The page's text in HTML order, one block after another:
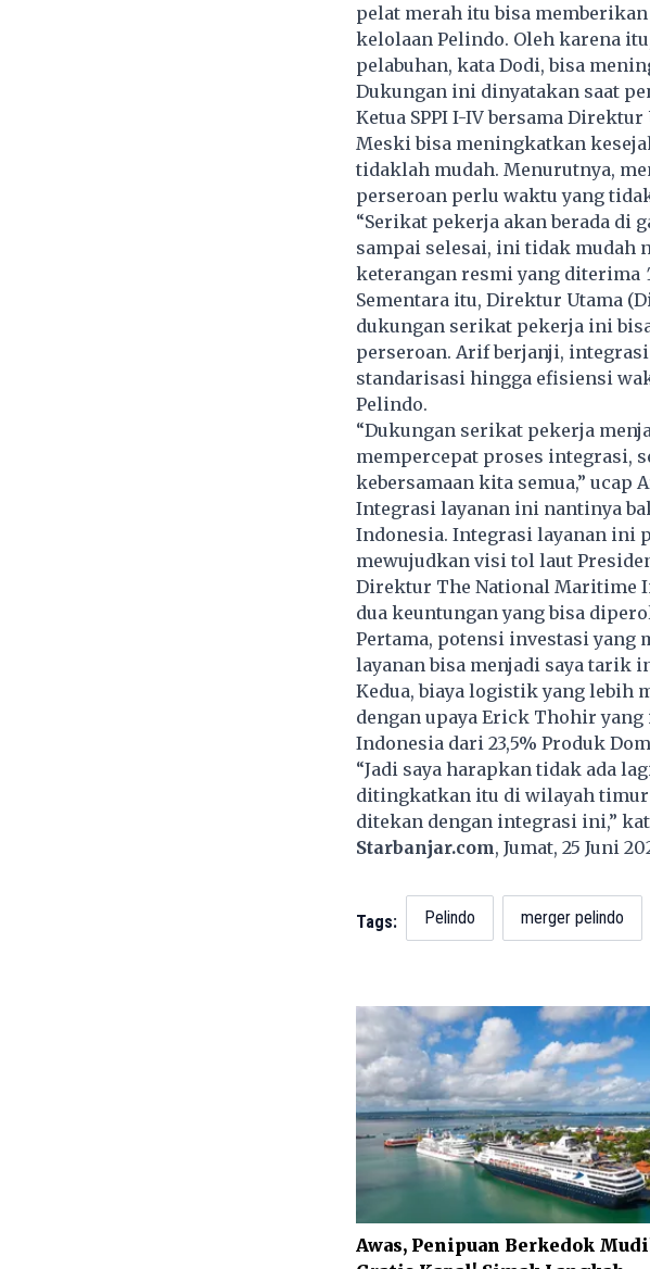
pelat merah itu bisa
kelolaan Pelindo. Oleh karena
pelabuhan, kata Dodi, bisa
Dukungan ini dinyatakan saat
Ketua SPPI I-IV bersama
Meski bisa meningkatkan
tidaklah mudah. Menurutnya,
perseroan perlu waktu yang
“Serikat pekerja akan berada di
sampai selesai, ini tidak mudah
keterangan resmi yang diterima
Sementara itu, Direktur Utama
dukungan serikat pekerja ini
perseroan. Arif berjanji,
standarisasi hingga efisiensi
Pelindo.
“Dukungan serikat pekerja
mempercepat proses integrasi,
kebersamaan kita semua,” ucap
Integrasi layanan ini nantinya
Indonesia. Integrasi layanan ini
mewujudkan visi tol laut
Direktur The National Maritime
dua keuntungan yang bisa
Pertama, potensi investasi yang
layanan bisa menjadi saya tarik
Kedua, biaya logistik yang lebih
dengan upaya Erick Thohir
Indonesia dari 23,5% Produk
“Jadi saya harapkan tidak ada
ditingkatkan itu di wilayah timur
ditekan dengan integrasi ini,”
Starbanjar.com, Jumat, 25 Juni
Tags: Pelindo merger pelindo
Awas, Penipuan Berkedok